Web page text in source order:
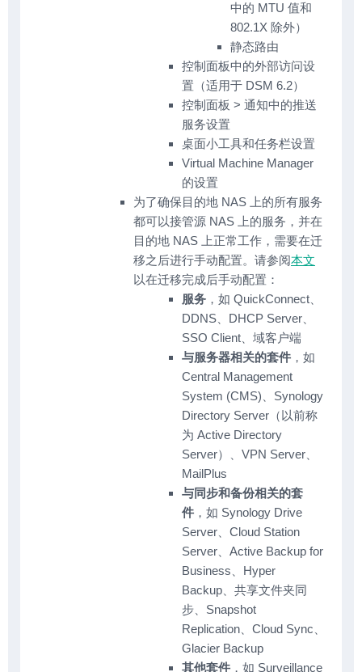
中的 MTU 值和
802.1X 除外）
静态路由
控制面板中的外部访问设
置（适用于 DSM 6.2）
控制面板 > 通知中的推送
服务设置
桌面小工具和任务栏设置
Virtual Machine Manager
的设置
为了确保目的地 NAS 上的所有服务
都可以接管源 NAS 上的服务，并在
目的地 NAS 上正常工作，需要在迁
移之后进行手动配置。请参阅本文
以在迁移完成后手动配置：
服务 ，如 QuickConnect、
DDNS、DHCP Server、
SSO Client、域客户端
与服务器相关的套件 ，如
Central Management
System (CMS)、Synology
Directory Server（以前称
为 Active Directory
Server）、VPN Server、
MailPlus
与同步和备份相关的套
件 ，如 Synology Drive
Server、Cloud Station
Server、Active Backup for
Business、Hyper
Backup、共享文件夹同
步、Snapshot
Replication、Cloud Sync、
Glacier Backup
其他套件 ，如 Surveillance